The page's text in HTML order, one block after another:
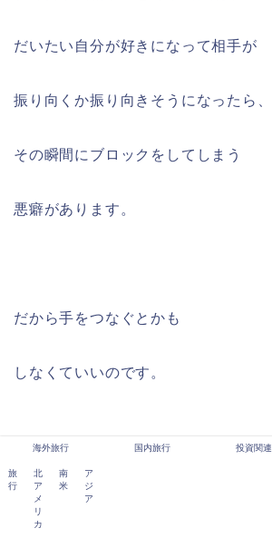
だいたい自分が好きになって相手が
振り向くか振り向きそうになったら、
その瞬間にブロックをしてしまう
悪癖があります。
だから手をつなぐとかも
しなくていいのです。
仲良くなって相手の興味が
海外旅行
旅
行
北
ア
メ
リ
カ
南
米
ア
ジ
ア
国内旅行 投資関連